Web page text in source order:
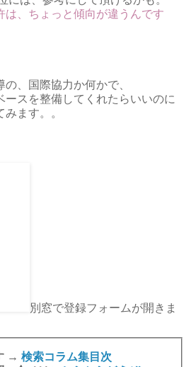
は、ちょっと傾向が違うんです
、国際協力か何かで、
ースを整備してくれたらいいのに
ます。。
別窓で登録フォームが開きま
→ 検索コラム集目次